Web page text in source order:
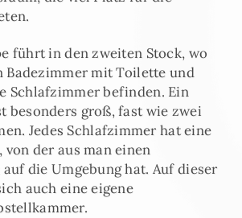
führt in den zweiten Stock, wo
Badezimmer mit Toilette und
Schlafzimmer befinden. Ein
besonders groß, fast wie zwei
Jedes Schlafzimmer hat eine
von der aus man einen
die Umgebung hat. Auf dieser
auch eine eigene